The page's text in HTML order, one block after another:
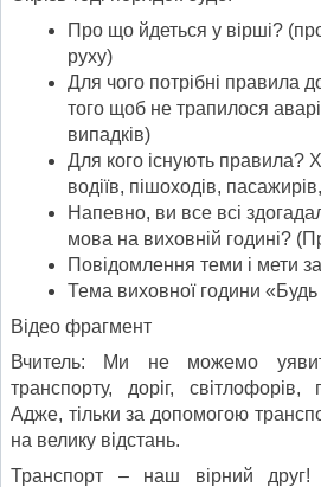
Про що йдеться у вірші?
руху)
Для чого потрібні правила
того щоб не трапилося
випадків)
Для кого існують правила?
водіїв, пішоходів,
Напевно, ви все всі
мова на виховній годині?
Повідомлення теми і мети
Тема виховної години
Відео фрагмент
Вчитель: Ми не можемо
транспорту, доріг, світлофорів,
Адже, тільки за допомогою
на велику відстань.
Транспорт – наш вірний